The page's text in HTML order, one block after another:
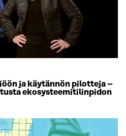
ja käytännön pilotteja –
ekosysteemitilinpidon